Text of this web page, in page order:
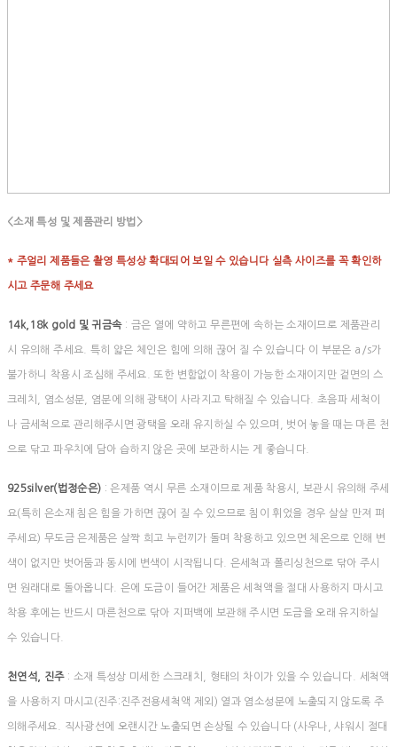
<소재 특성 및 제품관리 방법>
* 주얼리 제품들은 촬영 특성상 확대되어 보일 수 있습니다 실측 사이즈를 꼭 확인하
시고 주문해 주세요
14k,18k gold 및 귀금속: 금은 열에 약하고 무른편에 속하는 소재이므로 제품관리
시 유의해 주세요. 특히 얇은 체인은 힘에 의해 끊어 질 수 있습니다 이 부분은 a/s가
불가하니 착용시 조심해 주세요. 또한 변함없이 착용이 가능한 소재이지만 겉면의 스
크레치, 염소성분, 염분에 의해 광택이 사라지고 탁해질 수 있습니다. 초음파 세척이
나 금세척으로 관리해주시면 광택을 오래 유지하실 수 있으며, 벗어 놓을 때는 마른 천
으로 닦고 파우치에 담아 습하지 않은 곳에 보관하시는 게 좋습니다.
925silver(법정순은) : 은제품 역시 무른 소재이므로 제품 착용시, 보관시 유의해 주세
요(특히 은소재 침은 힘을 가하면 끊어 질 수 있으므로 침이 휘었을 경우 살살 만져 펴
주세요) 무도금 은제품은 살짝 희고 누런끼가 돌며 착용하고 있으면 체온으로 인해 변
색이 없지만 벗어둠과 동시에 변색이 시작됩니다. 은세척과 폴리싱천으로 닦아 주시
면 원래대로 돌아옵니다. 은에 도금이 들어간 제품은 세척액을 절대 사용하지 마시고
착용 후에는 반드시 마른천으로 닦아 지퍼백에 보관해 주시면 도금을 오래 유지하실
수 있습니다.
천연석, 진주: 소재 특성상 미세한 스크래치, 형태의 차이가 있을 수 있습니다. 세척액
을 사용하지 마시고(진주:진주전용세척액 제외) 열과 염소성분에 노출되지 않도록 주
의해주세요. 직사광선에 오랜시간 노출되면 손상될 수 있습니다 (사우나, 샤워시 절대